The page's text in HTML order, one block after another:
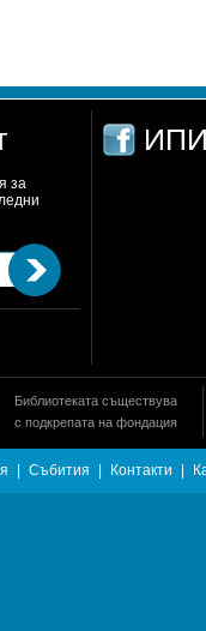
за
ИПИ
Библиотеката съществува
с подкрепата на фондация
Събития Контакти